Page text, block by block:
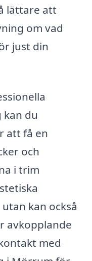
lättare att
om vad
just din
du
att få en
och
i trim
kan också
avkopplande
med